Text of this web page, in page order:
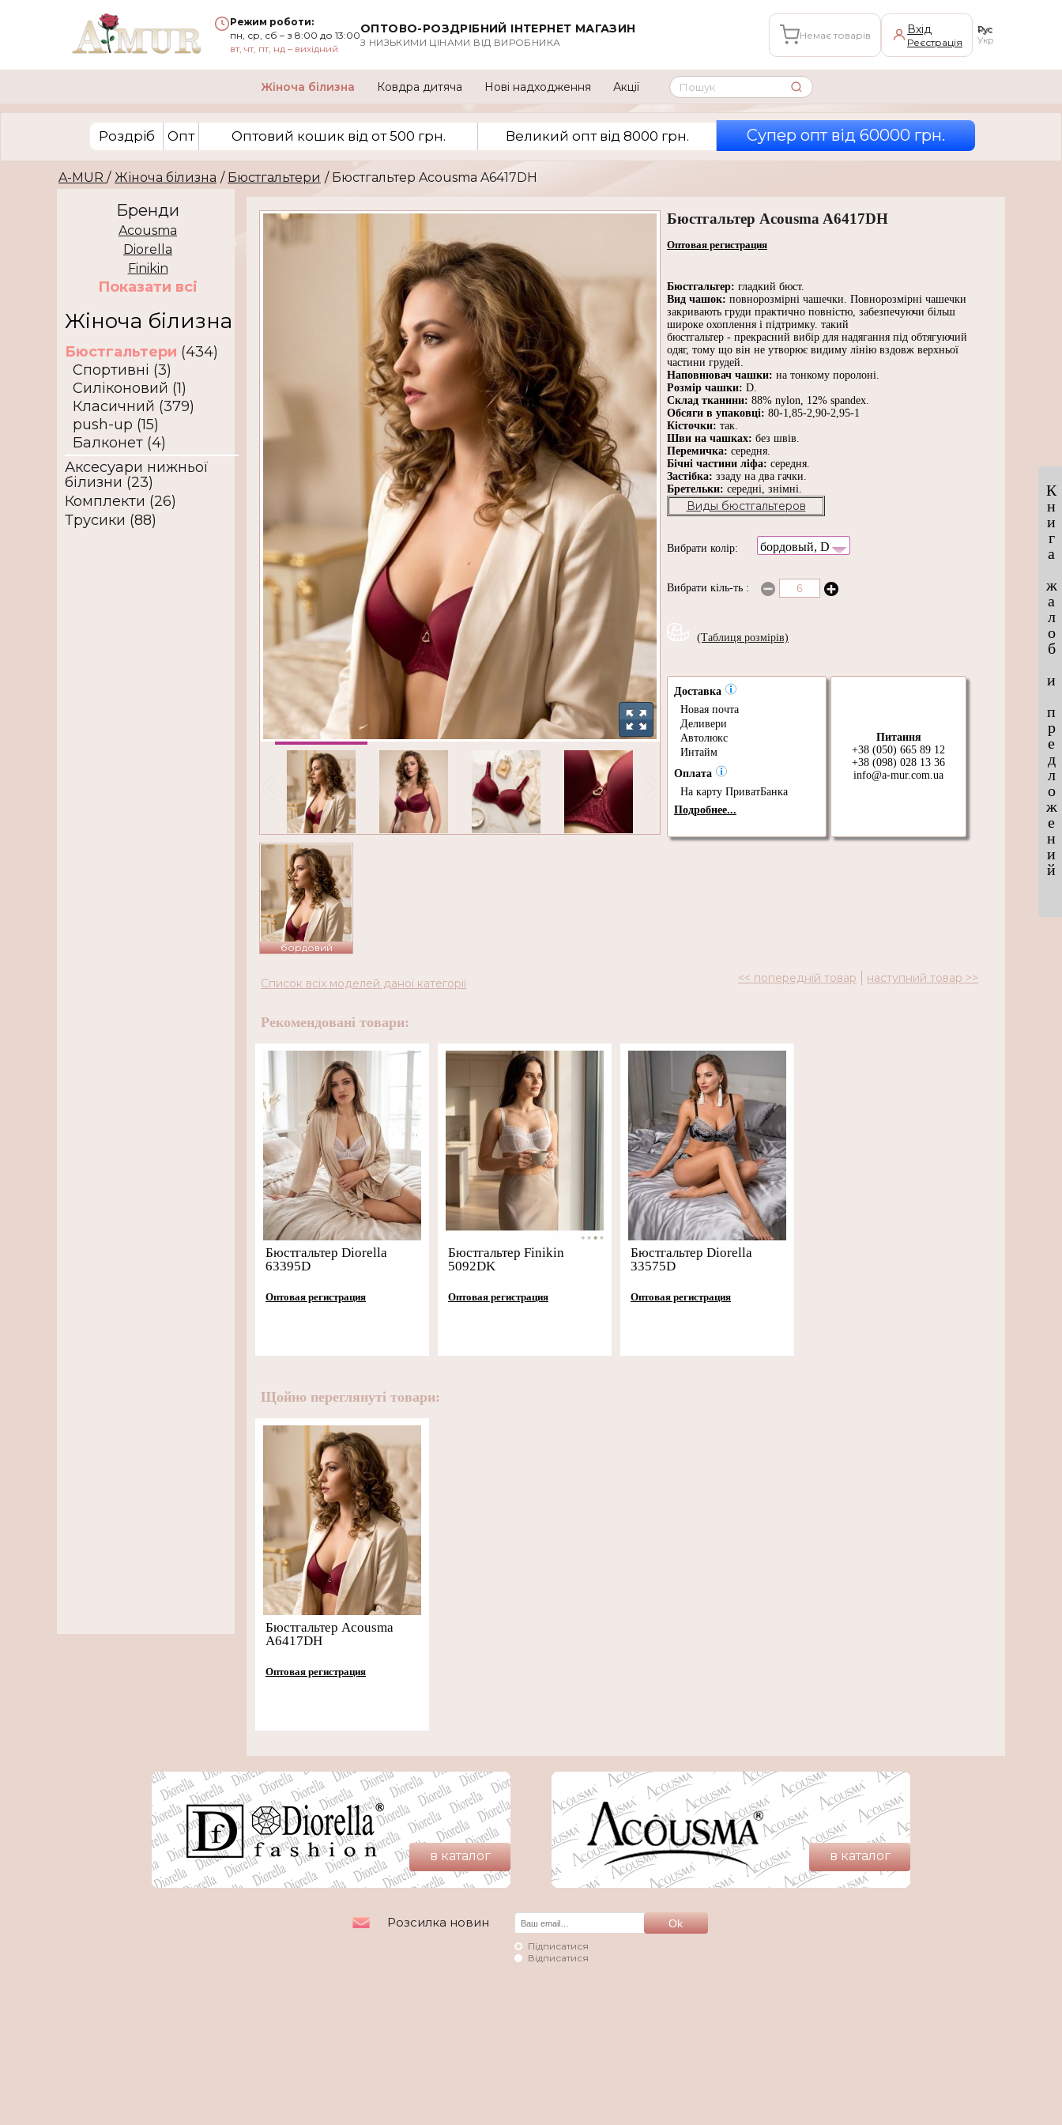
К
н
и
г
а
ж
а
л
о
б
и
п
р
е
д
л
о
ж
е
н
и
й
Режим роботи:
пн, ср, сб – з 8:00 до 13:00
вт, чт, пт, нд – вихідний
ОПТОВО-РОЗДРІБНИЙ ІНТЕРНЕТ МАГАЗИН
З НИЗЬКИМИ ЦІНАМИ ВІД ВИРОБНИКА
Немає товарів Вхід
Реєстрація
Рус
Укр
Жіноча білизна Ковдра дитяча Нові надходження Акції
Роздріб Опт Оптовий кошик вiд от 500 грн. Великий опт вiд 8000 грн. Супер опт вiд 60000 грн.
A-MUR / Жіноча білизна / Бюстгальтери / Бюстгальтер Acousma A6417DH
Бренди
Acousma
Diorella
Finikin
Показати всi
Жіноча білизна
Бюстгальтери (434)
Спортивні (3)
Силіконовий (1)
Класичний (379)
push-up (15)
Балконет (4)
Аксесуари нижньої
білизни (23)
Комплекти (26)
Трусики (88)
бордовий
Бюстгальтер Acousma A6417DH
Оптовая регистрация
Бюстгальтер: гладкий бюст.
Вид чашок: повнорозмірні чашечки. Повнорозмірні чашечки
закривають груди практично повністю, забезпечуючи більш
широке охоплення і підтримку. такий
бюстгальтер - прекрасний вибір для надягання під обтягуючий
одяг, тому що він не утворює видиму лінію вздовж верхньої
частини грудей.
Наповнювач чашки: на тонкому поролоні.
Розмір чашки: D.
Склад тканини: 88% nylon, 12% spandex.
Обсяги в упаковці: 80-1,85-2,90-2,95-1
Кісточки: так.
Шви на чашках: без швів.
Перемичка: середня.
Бічні частини ліфа: середня.
Застібка: ззаду на два гачки.
Бретельки: середні, знімні.
Виды бюстгальтеров
Вибрати колір: бордовый, D
Вибрати кіль-ть :
(Таблиця розмірів)
Доставка
Новая почта
Деливери
Автолюкс
Интайм
Оплата
На карту ПриватБанка
Подробнее...
Питання
+38 (050) 665 89 12
+38 (098) 028 13 36
info@a-mur.com.ua
Список всіх моделей даної категорії << попередній товар наступний товар >>
Рекомендовані товари:
Бюстгальтер Diorella
63395D
Оптовая регистрация
Бюстгальтер Finikin
5092DK
Оптовая регистрация
Бюстгальтер Diorella
33575D
Оптовая регистрация
Щойно переглянуті товари:
Бюстгальтер Acousma
A6417DH
Оптовая регистрация
в каталог в каталог
Розсилка новин
Підписатися
Відписатися